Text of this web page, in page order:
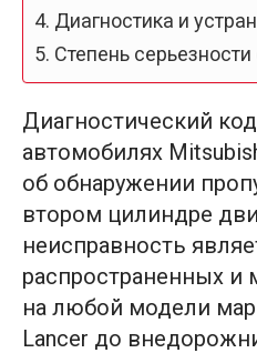
Диагностика и
Степень
Диагностический
автомобилях
об обнаружении
втором цилиндре
неисправность
распространенных и
на любой модели
Lancer до